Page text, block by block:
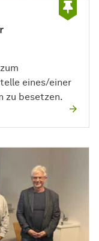
eines/einer
zu besetzen.